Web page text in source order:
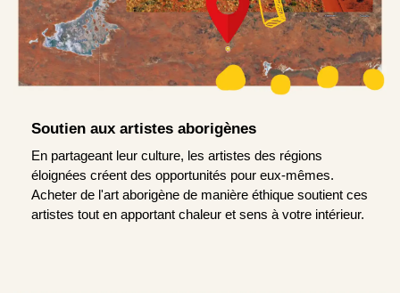
Soutien aux artistes aborigènes
En partageant leur culture, les artistes des régions
éloignées créent des opportunités pour eux-mêmes.
Acheter de l'art aborigène de manière éthique soutient ces
artistes tout en apportant chaleur et sens à votre intérieur.